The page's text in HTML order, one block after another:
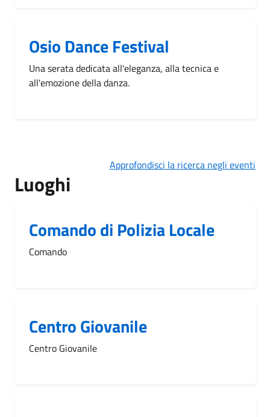
Osio Dance Festival
Una serata dedicata all'eleganza, alla tecnica e
all'emozione della danza.
Approfondisci la ricerca negli eventi
Luoghi
Comando di Polizia Locale
Comando
Centro Giovanile
Centro Giovanile